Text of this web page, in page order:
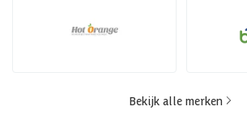
Bekijk alle merken